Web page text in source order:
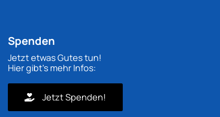
Spenden
Jetzt etwas Gutes tun!
Hier gibt's mehr Infos:
Jetzt Spenden!